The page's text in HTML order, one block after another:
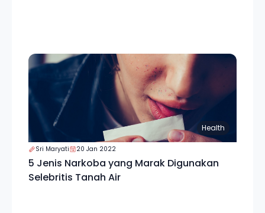
Health
Sri Maryati 20 Jan 2022
5 Jenis Narkoba yang Marak Digunakan
Selebritis Tanah Air